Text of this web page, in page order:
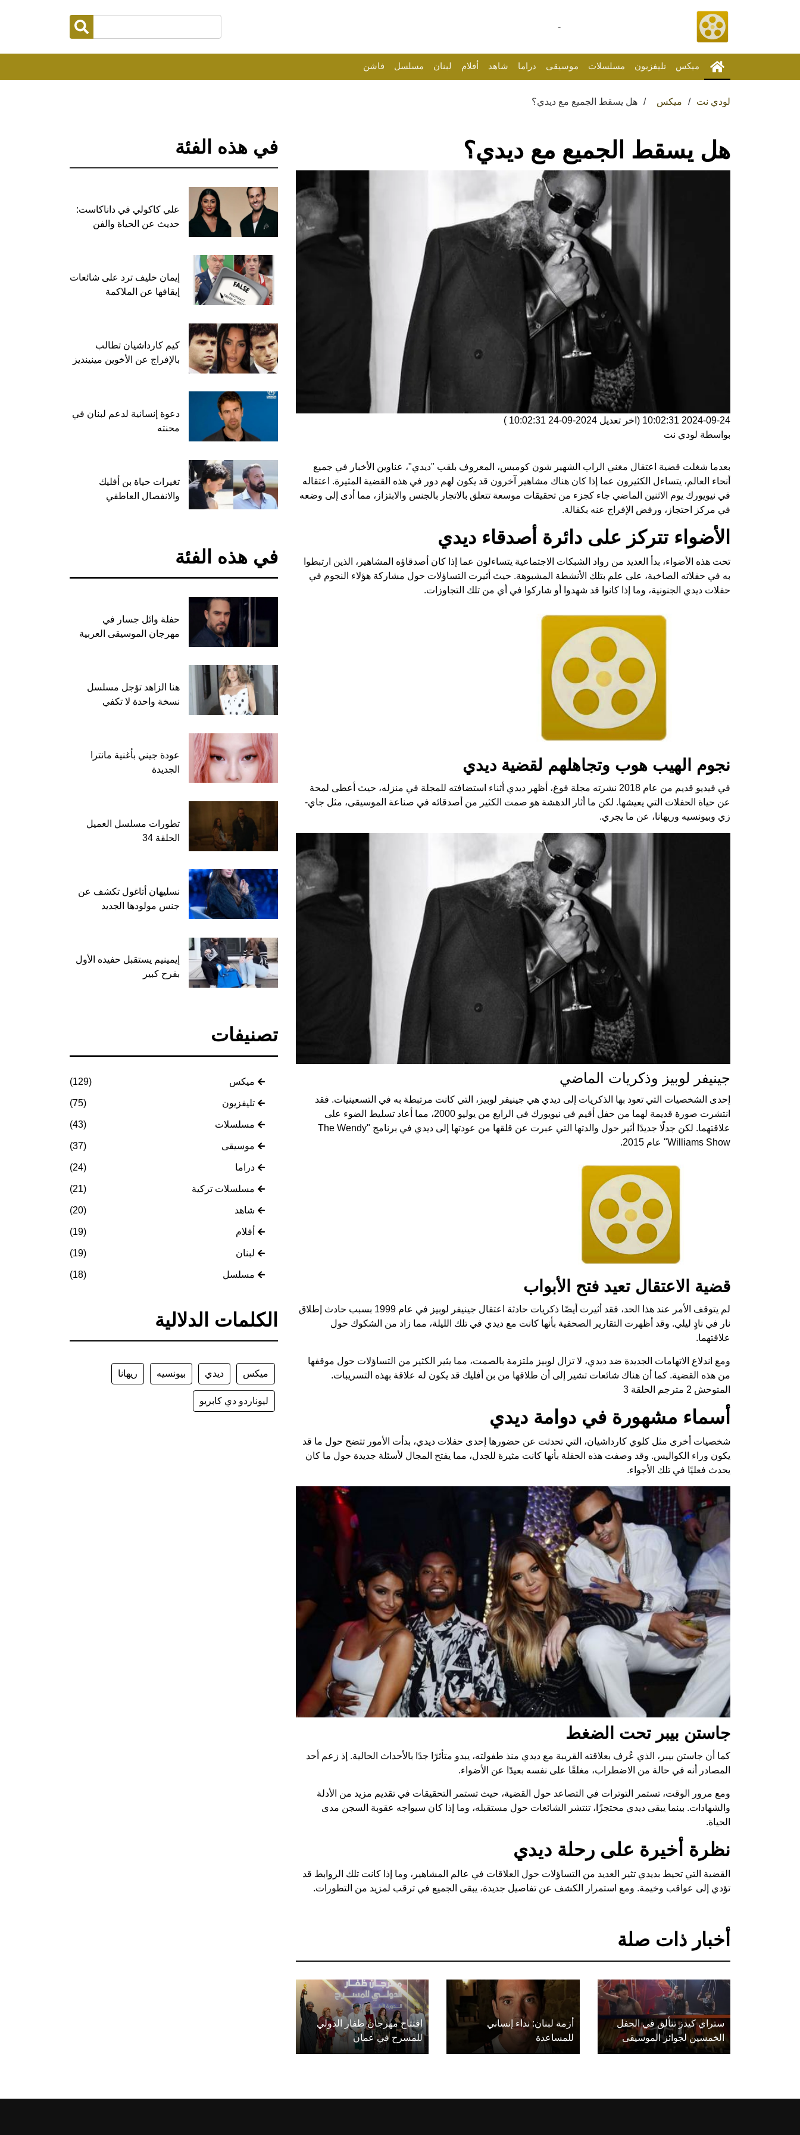
-
ميكس تليفزيون مسلسلات موسيقى دراما شاهد أفلام لبنان مسلسل فاشن
لودي نت ميكس هل يسقط الجميع مع ديدي؟
هل يسقط الجميع مع ديدي؟
2024-09-24 10:02:31 (اخر تعديل 2024-09-24 10:02:31
)
بواسطة لودي نت
بعدما شغلت قضية اعتقال مغني الراب الشهير شون كومبس، المعروف بلقب "ديدي"، عناوين الأخبار في جميع
أنحاء العالم، يتساءل الكثيرون عما إذا كان هناك مشاهير آخرون قد يكون لهم دور في هذه القضية المثيرة. اعتقاله
في نيويورك يوم الاثنين الماضي جاء كجزء من تحقيقات موسعة تتعلق بالاتجار بالجنس والابتزاز، مما أدى إلى وضعه
في مركز احتجاز، ورفض الإفراج عنه بكفالة.
الأضواء تتركز على دائرة أصدقاء ديدي
تحت هذه الأضواء، بدأ العديد من رواد الشبكات الاجتماعية يتساءلون عما إذا كان أصدقاؤه المشاهير، الذين ارتبطوا
به في حفلاته الصاخبة، على علم بتلك الأنشطة المشبوهة. حيث أثيرت التساؤلات حول مشاركة هؤلاء النجوم في
حفلات ديدي الجنونية، وما إذا كانوا قد شهدوا أو شاركوا في أي من تلك التجاوزات.
نجوم الهيب هوب وتجاهلهم لقضية ديدي
في فيديو قديم من عام 2018 نشرته مجلة فوغ، أظهر ديدي أثناء استضافته للمجلة في منزله، حيث أعطى لمحة
عن حياة الحفلات التي يعيشها. لكن ما أثار الدهشة هو صمت الكثير من أصدقائه في صناعة الموسيقى، مثل جاي-
زي وبيونسيه وريهانا، عن ما يجري.
جينيفر لوبيز وذكريات الماضي
إحدى الشخصيات التي تعود بها الذكريات إلى ديدي هي جينيفر لوبيز، التي كانت مرتبطة به في التسعينيات. فقد
انتشرت صورة قديمة لهما من حفل أقيم في نيويورك في الرابع من يوليو 2000، مما أعاد تسليط الضوء على
علاقتهما. لكن جدلًا جديدًا أثير حول والدتها التي عبرت عن قلقها من عودتها إلى ديدي في برنامج "The Wendy
Williams Show" عام 2015.
قضية الاعتقال تعيد فتح الأبواب
لم يتوقف الأمر عند هذا الحد، فقد أثيرت أيضًا ذكريات حادثة اعتقال جينيفر لوبيز في عام 1999 بسبب حادث إطلاق
نار في نادٍ ليلي. وقد أظهرت التقارير الصحفية بأنها كانت مع ديدي في تلك الليلة، مما زاد من الشكوك حول
علاقتهما.
ومع اندلاع الاتهامات الجديدة ضد ديدي، لا تزال لوبيز ملتزمة بالصمت، مما يثير الكثير من التساؤلات حول موقفها
من هذه القضية. كما أن هناك شائعات تشير إلى أن طلاقها من بن أفليك قد يكون له علاقة بهذه التسريبات.
المتوحش 2 مترجم الحلقة 3
أسماء مشهورة في دوامة ديدي
شخصيات أخرى مثل كلوي كارداشيان، التي تحدثت عن حضورها إحدى حفلات ديدي، بدأت الأمور تتضح حول ما قد
يكون وراء الكواليس. وقد وصفت هذه الحفلة بأنها كانت مثيرة للجدل، مما يفتح المجال لأسئلة جديدة حول ما كان
يحدث فعليًا في تلك الأجواء.
جاستن بيبر تحت الضغط
كما أن جاستن بيبر، الذي عُرف بعلاقته القريبة مع ديدي منذ طفولته، يبدو متأثرًا جدًا بالأحداث الحالية. إذ زعم أحد
المصادر أنه في حالة من الاضطراب، مغلقًا على نفسه بعيدًا عن الأضواء.
ومع مرور الوقت، تستمر التوترات في التصاعد حول القضية، حيث تستمر التحقيقات في تقديم مزيد من الأدلة
والشهادات. بينما يبقى ديدي محتجزًا، تنتشر الشائعات حول مستقبله، وما إذا كان سيواجه عقوبة السجن مدى
الحياة.
نظرة أخيرة على رحلة ديدي
القضية التي تحيط بديدي تثير العديد من التساؤلات حول العلاقات في عالم المشاهير، وما إذا كانت تلك الروابط قد
تؤدي إلى عواقب وخيمة. ومع استمرار الكشف عن تفاصيل جديدة، يبقى الجميع في ترقب لمزيد من التطورات.
أخبار ذات صلة
ستراي كيدز تتألق في الحفل
الخمسين لجوائز الموسيقى
أزمة لبنان: نداء إنساني
للمساعدة
افتتاح مهرجان ظفار الدولي
للمسرح في عمان
في هذه الفئة
علي كاكولي في داناكاست:
حديث عن الحياة والفن
إيمان خليف ترد على شائعات
إيقافها عن الملاكمة
كيم كارداشيان تطالب
بالإفراج عن الأخوين مينينديز
دعوة إنسانية لدعم لبنان في
محنته
تغيرات حياة بن أفليك
والانفصال العاطفي
في هذه الفئة
حفلة وائل جسار في
مهرجان الموسيقى العربية
هنا الزاهد تؤجل مسلسل
نسخة واحدة لا تكفي
عودة جيني بأغنية مانترا
الجديدة
تطورات مسلسل العميل
الحلقة 34
نسليهان أتاغول تكشف عن
جنس مولودها الجديد
إيمينيم يستقبل حفيده الأول
بفرح كبير
تصنيفات
ميكس (129)
تليفزيون (75)
مسلسلات (43)
موسيقى (37)
دراما (24)
مسلسلات تركية (21)
شاهد (20)
أفلام (19)
لبنان (19)
مسلسل (18)
الكلمات الدلالية
ميكس ديدي بيونسيه ريهانا
ليوناردو دي كابريو